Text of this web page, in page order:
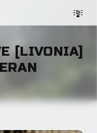
[LIVONIA]